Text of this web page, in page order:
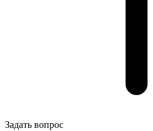
Задать вопрос